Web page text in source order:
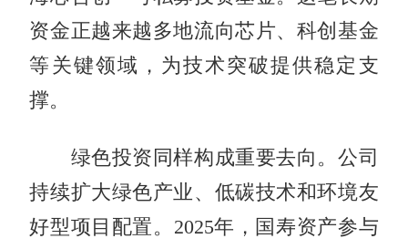
资金正越来越多地流向芯片、科创基金
等关键领域，为技术突破提供稳定支
撑。
绿色投资同样构成重要去向。公司
持续扩大绿色产业、低碳技术和环境友
好型项目配置。2025年，国寿资产参与